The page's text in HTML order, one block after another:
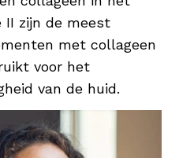
elke huidconditie!
II zijn de meest
met collageen
voor het
van de huid.